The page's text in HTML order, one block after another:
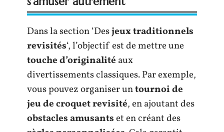
Dans la section ‘Desjeux traditionnels
revisités‘, l’objectif est de mettre une
touche d’originalité aux
divertissements classiques. Par exemple,
vous pouvez organiser untournoi de
jeu de croquet revisité, en ajoutant des
obstacles amusantset en créant des